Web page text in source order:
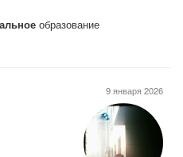
образование
9 января 2026